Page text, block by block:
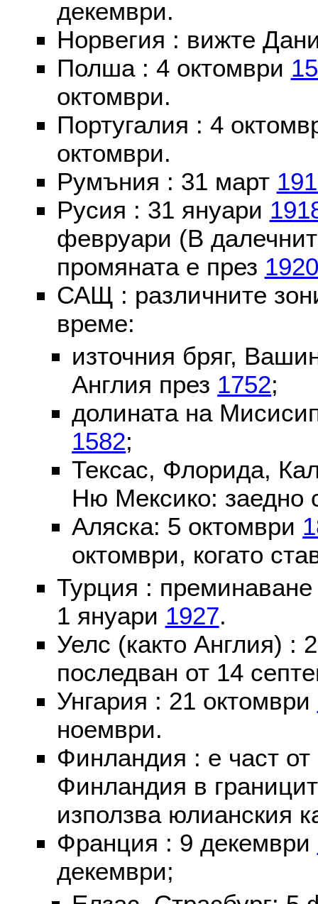
декември.
Норвегия : вижте
Полша : 4 октомври
октомври.
Португалия : 4
октомври.
Румъния : 31 март
Русия : 31 януари
февруари (В
промяната е през 1920
САЩ : различните
време:
източния бряг,
Англия през 1752;
долината на
1582;
Тексас, Флорида,
Ню Мексико: заедно
Аляска: 5 октомври
октомври, когато
Турция :
1 януари 1927.
Уелс (както Англия) :
последван от 14
Унгария : 21 октомври
ноември.
Финландия : е част
Финландия в
използва юлианския
Франция : 9 декември
декември;